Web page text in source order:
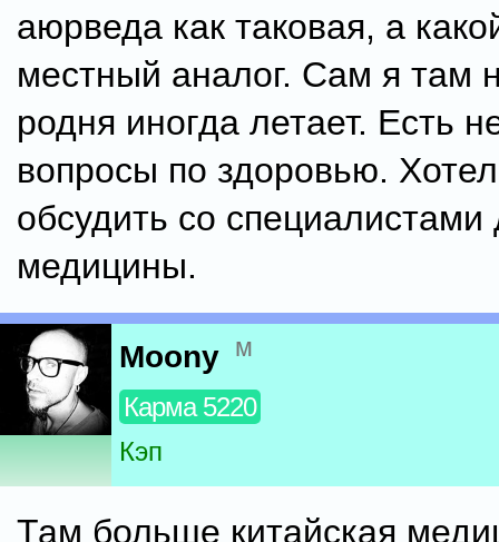
аюрведа как таковая, а
местный аналог. Сам я там
родня иногда летает. Есть
вопросы по здоровью.
обсудить со специалистами
медицины.
Moony м
Карма 5220
Кэп
Там больше китайская